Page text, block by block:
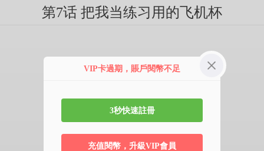
第7话 把我当练习用的飞机杯
VIP卡過期，賬戶閱幣不足
3秒快速註冊
充值閱幣，升級VIP會員